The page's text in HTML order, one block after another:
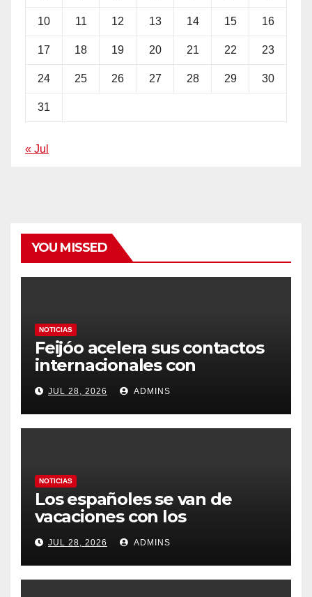
10 11 12 13 14 15 16
17 18 19 20 21 22 23
24 25 26 27 28 29 30
31
« Jul
YOU MISSED
NOTICIAS
Feijóo acelera sus contactos
internacionales con
Latinoamérica como socio
prioritario en su agenda de
gobierno
JUL 28, 2026 ADMINS
NOTICIAS
Los españoles se van de
vacaciones con los
carburantes hasta un 21%
más caros que el año pasado
y los hoteles disparados
JUL 28, 2026 ADMINS